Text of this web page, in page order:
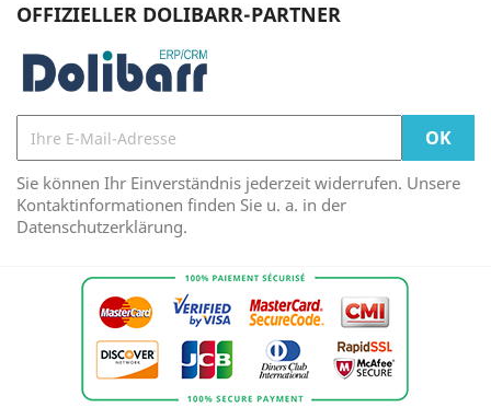
OFFIZIELLER DOLIBARR-PARTNER
Sie können Ihr Einverständnis jederzeit widerrufen. Unsere
Kontaktinformationen finden Sie u. a. in der
Datenschutzerklärung.